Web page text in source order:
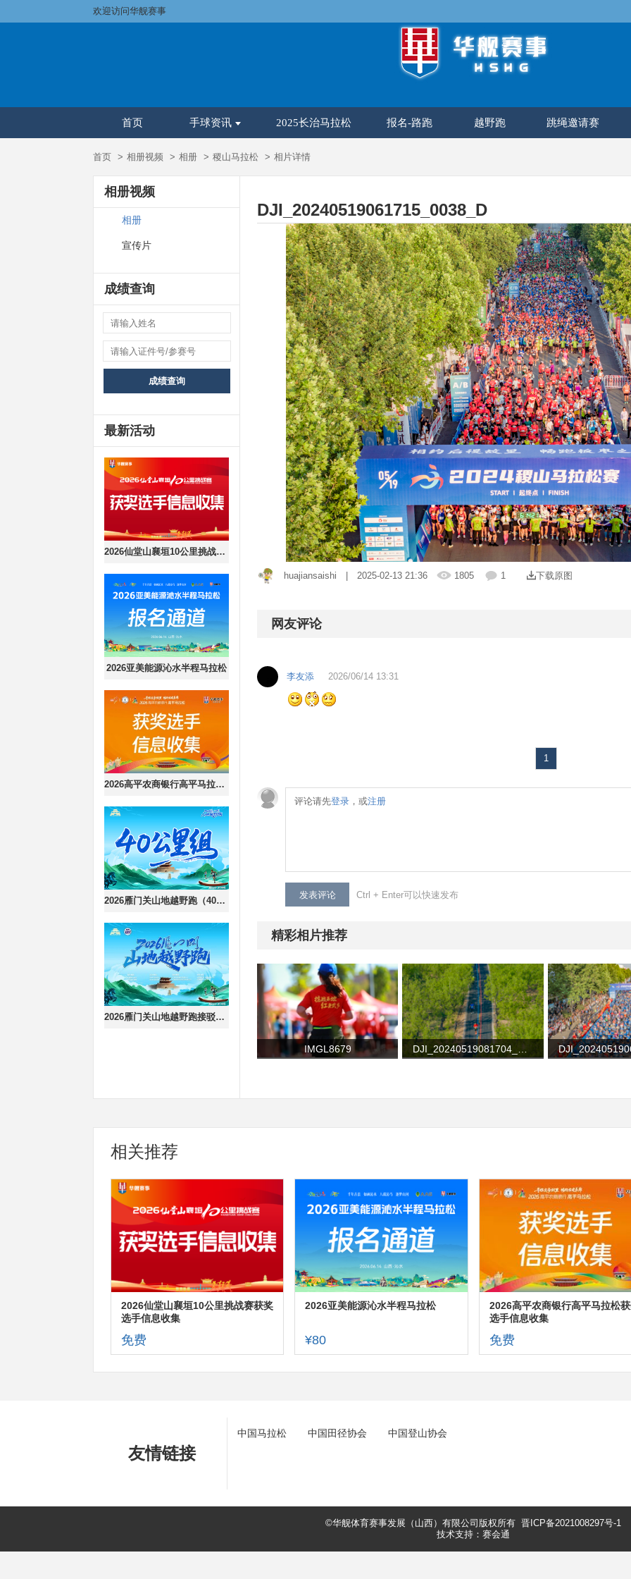
欢迎访问华舰赛事
首页 手球资讯 2025长治马拉松 报名-路跑 越野跑 跳绳邀请赛
首页 相册视频 相册 稷山马拉松 相片详情
相册视频
相册
宣传片
成绩查询
成绩查询
最新活动
2026仙堂山襄垣10公里挑战赛获奖选手信息收集
2026亚美能源沁水半程马拉松
2026高平农商银行高平马拉松获奖选手信息收集
2026雁门关山地越野跑（40公里组）
2026雁门关山地越野跑接驳车报名
DJI_20240519061715_0038_D
huajiansaishi | 2025-02-13 21:36 1805 1 下载原图
网友评论
李友添 2026/06/14 13:31
1
评论请先登录 ，或注册
发表评论 Ctrl + Enter可以快速发布
精彩相片推荐
IMGL8679 DJI_20240519081704_0098_D
相关推荐
2026仙堂山襄垣10公里挑战赛获奖
选手信息收集
免费
2026亚美能源沁水半程马拉松
¥80
2026高平农商银行高平马拉松
选手信息收集
免费
友情链接
中国马拉松 中国田径协会 中国登山协会
©华舰体育赛事发展（山西）有限公司版权所有 晋ICP备2021008297号-1
技术支持：赛会通